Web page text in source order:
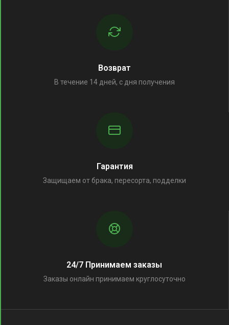
Возврат
В течение 14 дней, с дня получения
Гарантия
Защищаем от брака, пересорта, подделки
24/7 Принимаем заказы
Заказы онлайн принимаем круглосуточно